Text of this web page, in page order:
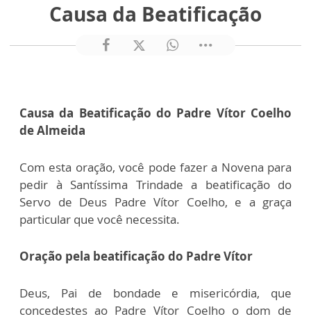
Causa da Beatificação
Causa da Beatificação do Padre Vítor Coelho
de Almeida
Com esta oração, você pode fazer a Novena para
pedir à Santíssima Trindade a beatificação do
Servo de Deus Padre Vítor Coelho, e a graça
particular que você necessita.
Oração pela beatificação do Padre Vítor
Deus, Pai de bondade e misericórdia, que
concedestes ao Padre Vítor Coelho o dom de